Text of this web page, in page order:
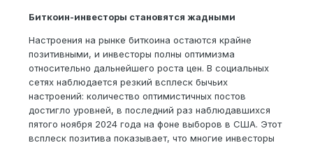
Биткоин-инвесторы становятся жадными
Настроения на рынке биткоина остаются крайне
позитивными, и инвесторы полны оптимизма
относительно дальнейшего роста цен. В социальных
сетях наблюдается резкий всплеск бычьих
настроений: количество оптимистичных постов
достигло уровней, в последний раз наблюдавшихся
пятого ноября 2024 года на фоне выборов в США. Этот
всплеск позитива показывает, что многие инвесторы